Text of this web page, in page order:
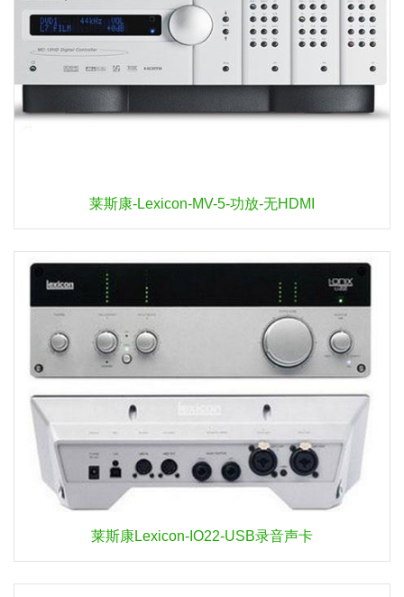
莱斯康-Lexicon-MV-5-功放-无HDMI
莱斯康Lexicon-IO22-USB录音声卡